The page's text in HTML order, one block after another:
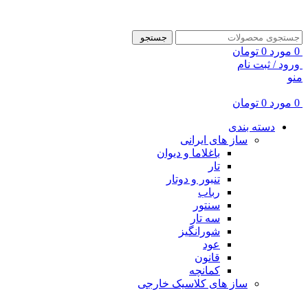
جستجو
0 مورد 0 تومان
ورود / ثبت نام
منو
0 مورد 0 تومان
دسته بندی
ساز های ایرانی
باغلاما و دیوان
تار
تنبور و دوتار
رباب
سنتور
سه تار
شورانگیز
عود
قانون
کمانچه
ساز های کلاسیک خارجی